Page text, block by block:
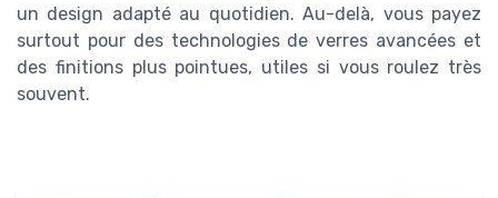
un design adapté au quotidien. Au-delà, vous payez
surtout pour des technologies de verres avancées et
des finitions plus pointues, utiles si vous roulez très
souvent.